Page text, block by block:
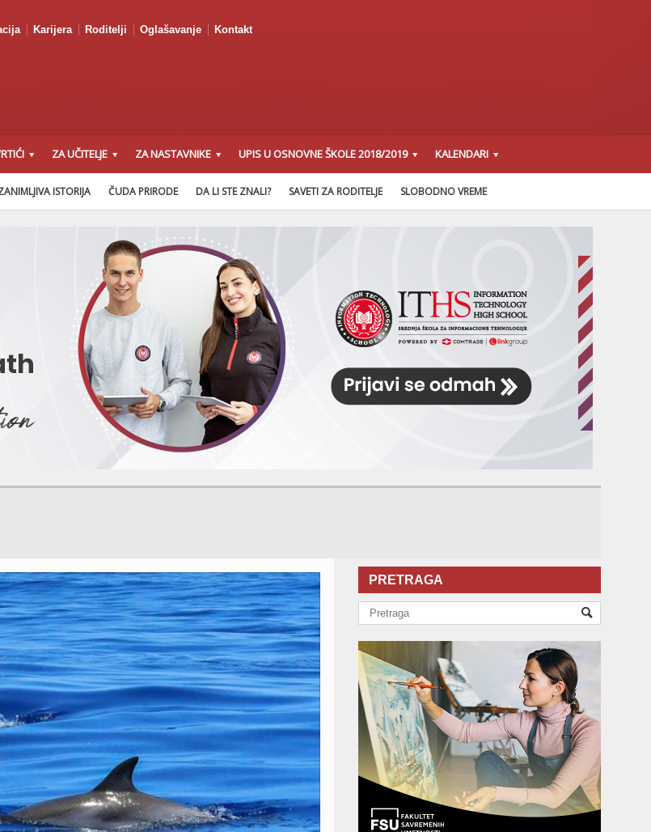
Karijera Roditelji Oglašavanje Kontakt
ZA UČITELJE ZA NASTAVNIKE UPIS U OSNOVNE ŠKOLE 2018/2019 KALENDARI
ISTORIJA ČUDA PRIRODE DA LI STE ZNALI? SAVETI ZA RODITELJE SLOBODNO VREME
PRETRAGA